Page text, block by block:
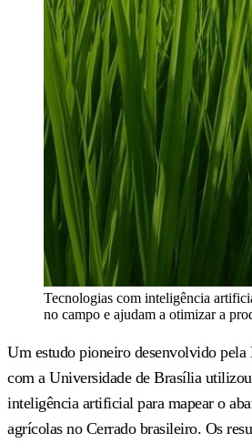
Tecnologias com inteligência
no campo e ajudam a otimizar a
Um estudo pioneiro desenvolvido pela
com a Universidade de Brasília
inteligência artificial para mapear o
agrícolas no Cerrado brasileiro. Os